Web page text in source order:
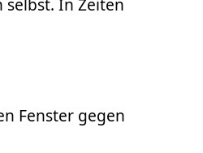
selbst. In Zeiten
Fenster gegen